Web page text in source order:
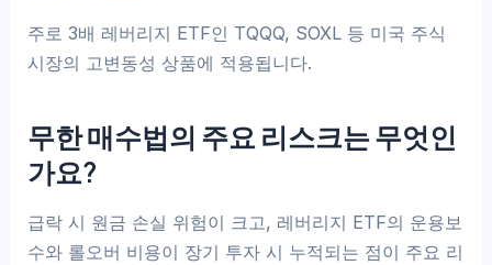
주로 3배 레버리지 ETF인 TQQQ, SOXL 등 미국 주식
시장의 고변동성 상품에 적용됩니다.
무한 매수법의 주요 리스크는 무엇인
가요?
급락 시 원금 손실 위험이 크고, 레버리지 ETF의 운용보
수와 롤오버 비용이 장기 투자 시 누적되는 점이 주요 리